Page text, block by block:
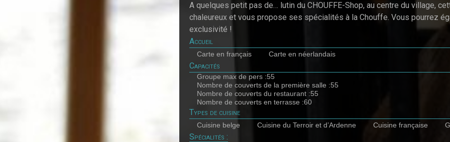
A quelques petit pas de… lutin du CHOUFFE-Shop, au centre du village,
chaleureux et vous propose ses spécialités à la Chouffe. Vous pourrez
exclusivité !
Accueil
Carte en français Carte en néerlandais
Capacités
Groupe max de pers :55
Nombre de couverts de la première salle :55
Nombre de couverts du restaurant :55
Nombre de couverts en terrasse :60
Types de cuisine
Cuisine belge Cuisine du Terroir et d’Ardenne Cuisine française
Spécialités :